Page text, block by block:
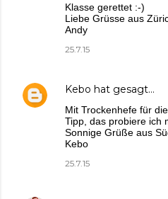
Klasse gerettet :-)
Liebe Grüsse aus
Andy
25.7.15
Kebo hat gesagt…
Mit Trockenhefe für
Tipp, das probiere ich
Sonnige Grüße aus
Kebo
25.7.15